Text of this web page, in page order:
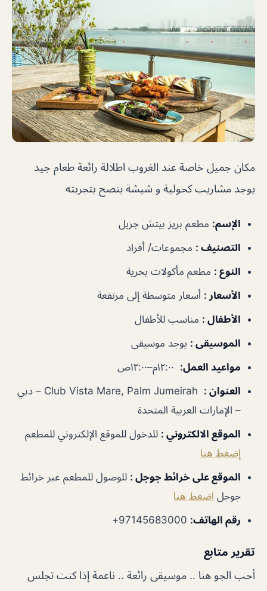
مكان جميل خاصة عند الغروب اطلالة رائعة طعام جيد
يوجد مشاريب كحولية و شيشة ينصح بتجربته
الإسم: مطعم بريز بيتش جريل
التصنيف : مجموعات/ أفراد
النوع : مطعم مأكولات بحرية
الأسعار : أسعار متوسطة إلى مرتفعة
الأطفال : مناسب للأطفال
الموسيقى : يوجد موسيقى
مواعيد العمل:
العنوان :
Club Vista Mare, Palm Jumeirah – دبي
– الإمارات العربية المتحدة
الموقع الالكتروني : للدخول للموقع الإلكتروني للمطعم
إضغط هنا
الموقع على خرائط جوجل : للوصول للمطعم عبر خرائط
جوجل اضغط هنا
رقم الهاتف:
تقرير متابع
أحب الجو هنا .. موسيقى رائعة .. ناعمة إذا كنت تجلس